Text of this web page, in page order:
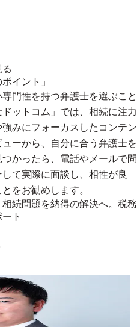
イント」
門性を持つ弁護士を選ぶこと
ットコム」では、相続に注力
みにフォーカスしたコンテン
ーから、自分に合う弁護士を
かったら、電話やメールで問
て実際に面談し、相性が良
をお勧めします。
続問題を納得の解決へ。税務
ト